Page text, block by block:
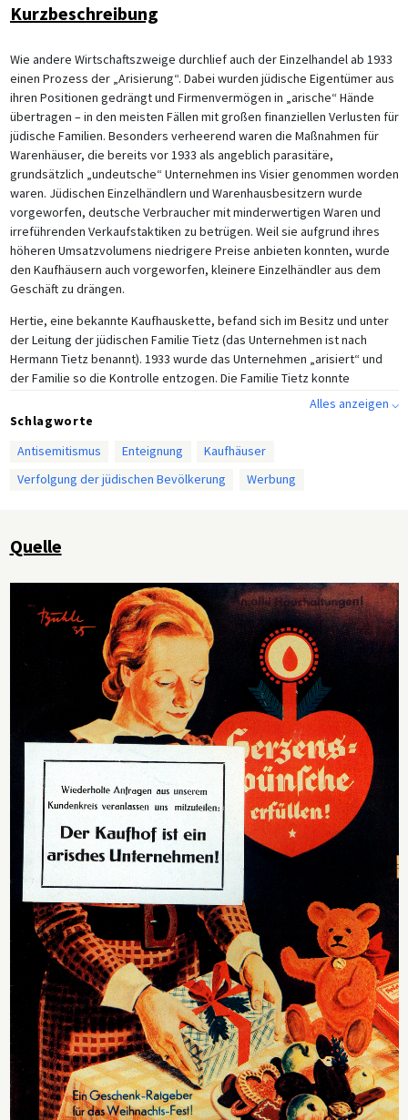
Kurzbeschreibung
Wie andere Wirtschaftszweige durchlief auch der Einzelhandel ab 1933
einen Prozess der „Arisierung“. Dabei wurden jüdische Eigentümer aus
ihren Positionen gedrängt und Firmenvermögen in „arische“ Hände
übertragen – in den meisten Fällen mit großen finanziellen Verlusten für
jüdische Familien. Besonders verheerend waren die Maßnahmen für
Warenhäuser, die bereits vor 1933 als angeblich parasitäre,
grundsätzlich „undeutsche“ Unternehmen ins Visier genommen worden
waren. Jüdischen Einzelhändlern und Warenhausbesitzern wurde
vorgeworfen, deutsche Verbraucher mit minderwertigen Waren und
irreführenden Verkaufstaktiken zu betrügen. Weil sie aufgrund ihres
höheren Umsatzvolumens niedrigere Preise anbieten konnten, wurde
den Kaufhäusern auch vorgeworfen, kleinere Einzelhändler aus dem
Geschäft zu drängen.
Hertie, eine bekannte Kaufhauskette, befand sich im Besitz und unter
der Leitung der jüdischen Familie Tietz (das Unternehmen ist nach
Hermann Tietz benannt). 1933 wurde das Unternehmen „arisiert“ und
der Familie so die Kontrolle entzogen. Die Familie Tietz konnte
glücklicherweise auswandern. Der neue Vorstand wurde mit Nichtjuden
besetzt und das Unternehmen in „Kaufhof“ umbenannt. Unter diesem
auf den neuen „arischen“ Status stützte und die Deutschen ermutigte,
den Unternehmenswandel anzuerkennen und dem Unternehmen ihr
Alles anzeigen ⌵
Schlagworte
Antisemitismus
Enteignung
Kaufhäuser
Verfolgung der jüdischen Bevölkerung
Werbung
Quelle